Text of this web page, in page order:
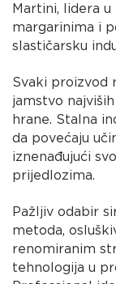
Martini, lidera
margarinima i
slastičarsku
Svaki proizvod
jamstvo
hrane. Stalna
da povećaju
iznenađujući
prijedlozima.
Pažljiv odabir
metoda,
renomiranim
tehnologija u